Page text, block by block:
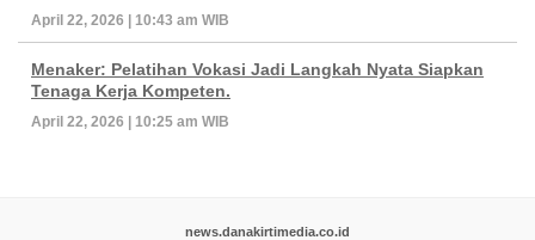
April 22, 2026 | 10:43 am WIB
Menaker: Pelatihan Vokasi Jadi Langkah Nyata Siapkan
Tenaga Kerja Kompeten.
April 22, 2026 | 10:25 am WIB
news.danakirtimedia.co.id